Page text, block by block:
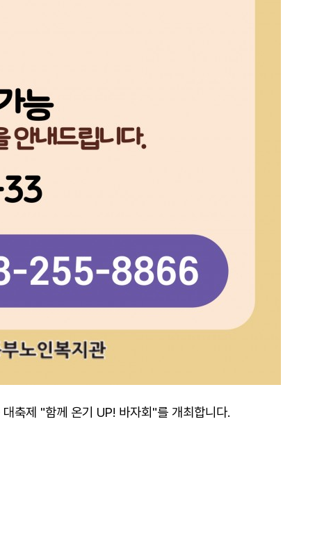
축제 "함께 온기 UP! 바자회"를 개최합니다.